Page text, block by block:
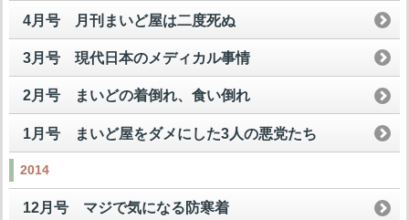
4月号 月刊まいど屋は二度死ぬ
3月号 現代日本のメディカル事情
2月号 まいどの着倒れ、食い倒れ
1月号 まいど屋をダメにした3人の悪党たち
2014
12月号 マジで気になる防寒着